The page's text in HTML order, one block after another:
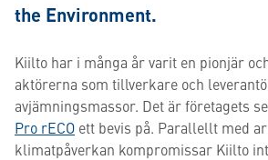
the Environment.
Kiilto har i många år varit en pionjär
aktörerna som tillverkare och
avjämningsmassor. Det är företagets
Pro rECO ett bevis på. Parallellt med
klimatpåverkan kompromissar Kiilto